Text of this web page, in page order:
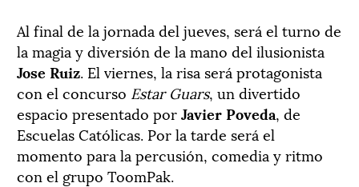
Al final de la jornada del jueves, será el turno de
la magia y diversión de la mano del ilusionista
Jose Ruiz. El viernes, la risa será protagonista
con el concurso Estar Guars, un divertido
espacio presentado porJavier Poveda, de
Escuelas Católicas. Por la tarde será el
momento para la percusión, comedia y ritmo
con el grupo ToomPak.